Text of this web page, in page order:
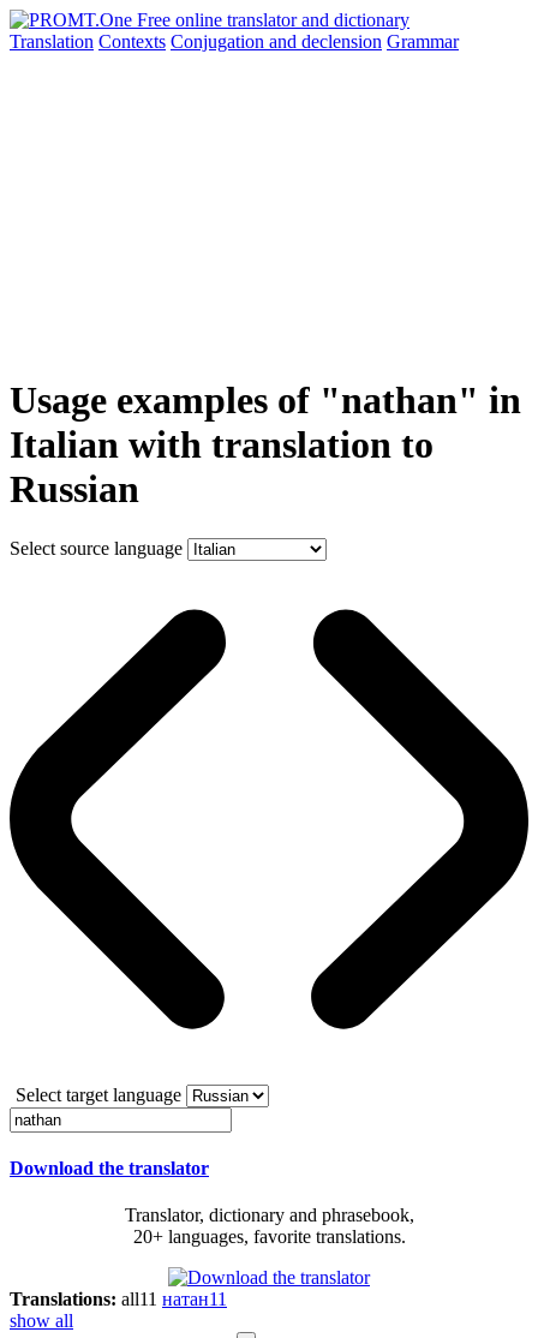
Translation Contexts Conjugation and declension Grammar
Usage examples of "nathan" in
Italian with translation to
Russian
Select source language
Select target language
Download the translator
Translator, dictionary and phrasebook,
20+ languages, favorite translations.
Translations: all11 натан11
show all